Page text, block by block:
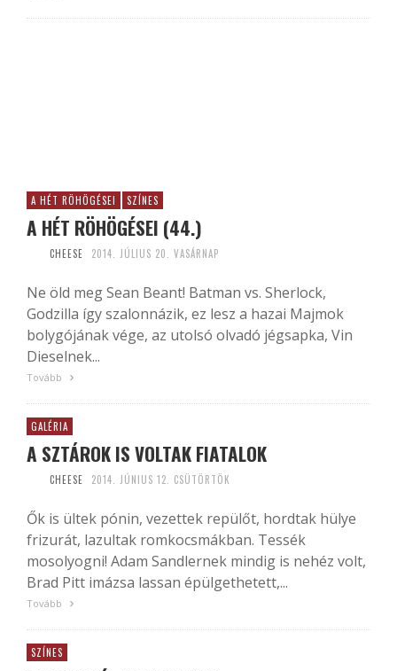
A HÉT RÖHÖGÉSEI SZÍNES
A HÉT RÖHÖGÉSEI (44.)
CHEESE 2014. JÚLIUS 20. VASÁRNAP
Ne öld meg Sean Beant! Batman vs. Sherlock,
Godzilla így szalonnázik, ez lesz a hazai Majmok
bolygójának vége, az utolsó olvadó jégsapka, Vin
Dieselnek...
Tovább
GALÉRIA
A SZTÁROK IS VOLTAK FIATALOK
CHEESE 2014. JÚNIUS 12. CSÜTÖRTÖK
Ők is ültek pónin, vezettek repülőt, hordtak hülye
frizurát, lazultak romkocsmákban. Tessék
mosolyogni! Adam Sandlernek mindig is nehéz volt,
Brad Pitt imázsa lassan épülgethetett,...
Tovább
SZÍNES